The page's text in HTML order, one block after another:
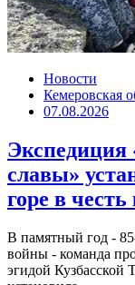
Новости
Кемеровская
07.08.2026
славы»
горе в
В памятный год -
войны - команда
эгидой